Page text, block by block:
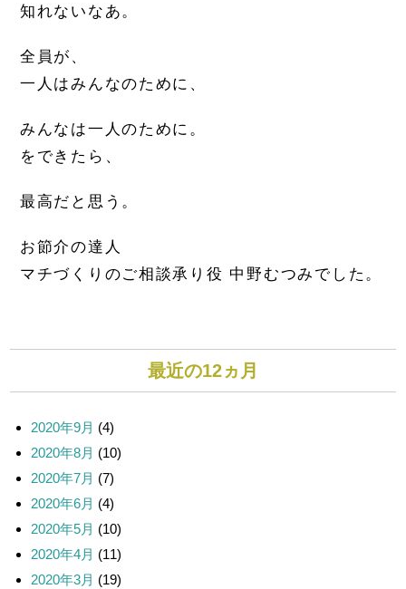
知れないなあ。
全員が、
一人はみんなのために、
みんなは一人のために。
をできたら、
最高だと思う。
お節介の達人
マチづくりのご相談承り役 中野むつみでした。
最近の12ヵ月
2020年9月 (4)
2020年8月 (10)
2020年7月 (7)
2020年6月 (4)
2020年5月 (10)
2020年4月 (11)
2020年3月 (19)